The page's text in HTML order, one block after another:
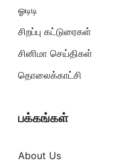
ஓடிடி
சிறப்பு கட்டுரைகள்
சினிமா செய்திகள்
தொலைக்காட்சி
பக்கங்கள்
About Us